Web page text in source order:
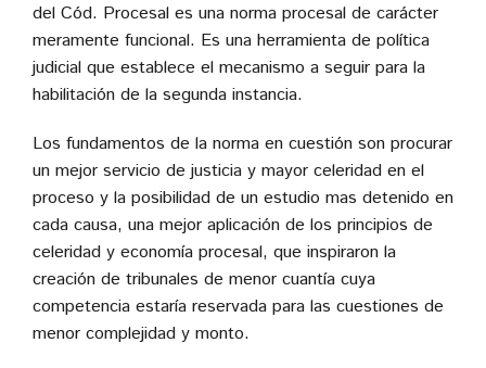
del Cód. Procesal es una norma procesal de carácter
meramente funcional. Es una herramienta de política
judicial que establece el mecanismo a seguir para la
habilitación de la segunda instancia.
Los fundamentos de la norma en cuestión son procurar
un mejor servicio de justicia y mayor celeridad en el
proceso y la posibilidad de un estudio mas detenido en
cada causa, una mejor aplicación de los principios de
celeridad y economía procesal, que inspiraron la
creación de tribunales de menor cuantía cuya
competencia estaría reservada para las cuestiones de
menor complejidad y monto.